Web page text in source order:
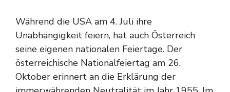
Während die USA am 4. Juli ihre
Unabhängigkeit feiern, hat auch Österreich
seine eigenen nationalen Feiertage. Der
österreichische Nationalfeiertag am 26.
Oktober erinnert an die Erklärung der